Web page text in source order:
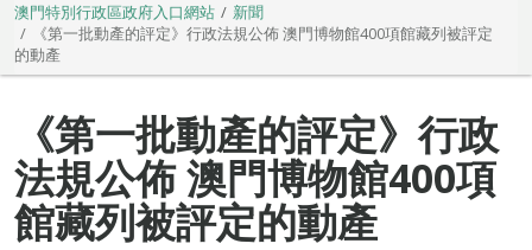
澳門特別行政區政府入口網站
新聞
《第一批動產的評定》行政法規公佈 澳門博物館400項館藏列被評定
的動產
《第一批動產的評定》行政
法規公佈 澳門博物館400項
館藏列被評定的動產